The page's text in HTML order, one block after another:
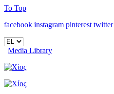
To Top
facebook instagram pinterest twitter
Media Library